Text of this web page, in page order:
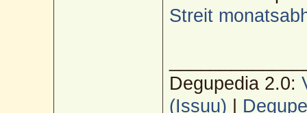
Streit
Degupedia 2.0:
(Issuu)